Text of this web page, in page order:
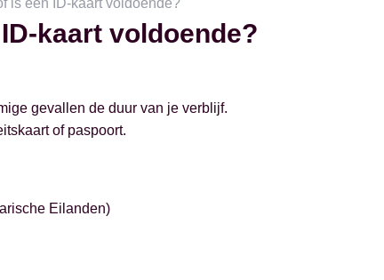
is een ID-kaart voldoende?
kaart voldoende?
gevallen de duur van je verblijf.
of paspoort.
Eilanden)